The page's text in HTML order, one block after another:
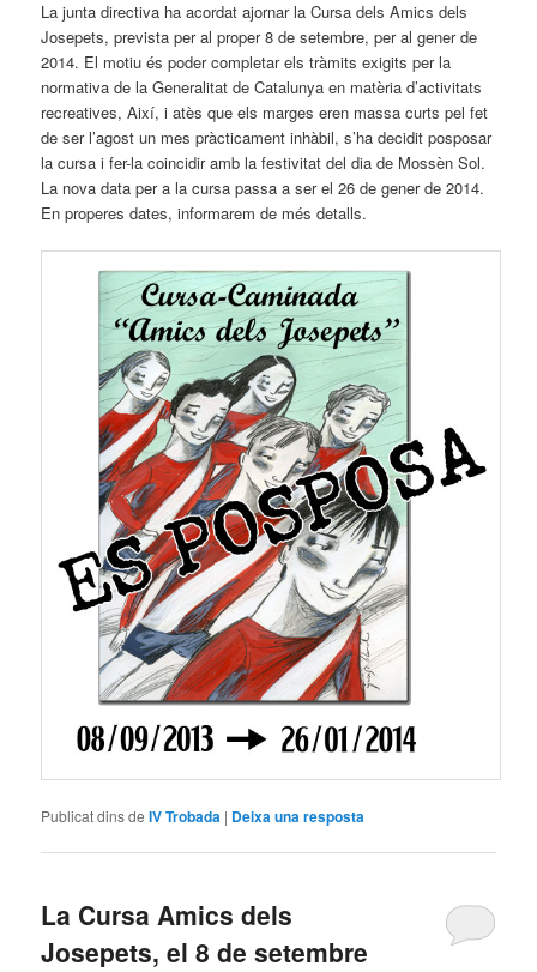
La junta directiva ha acordat ajornar la Cursa dels Amics dels
Josepets, prevista per al proper 8 de setembre, per al gener de
2014. El motiu és poder completar els tràmits exigits per la
normativa de la Generalitat de Catalunya en matèria d’activitats
recreatives, Així, i atès que els marges eren massa curts pel fet
de ser l’agost un mes pràcticament inhàbil, s’ha decidit posposar
la cursa i fer-la coincidir amb la festivitat del dia de Mossèn Sol.
La nova data per a la cursa passa a ser el 26 de gener de 2014.
En properes dates, informarem de més detalls.
Publicat dins de IV Trobada | Deixa una resposta
La Cursa Amics dels
Josepets, el 8 de setembre